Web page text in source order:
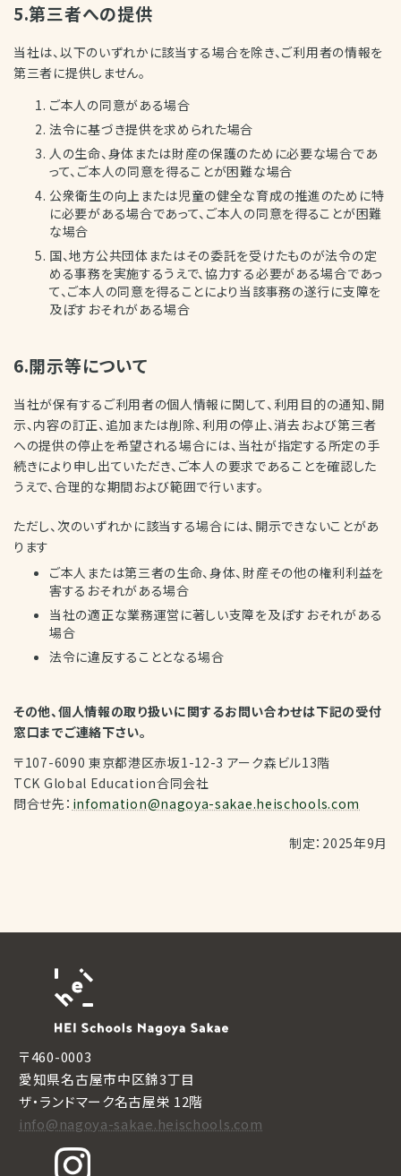
5.第三者への提供
当社は、以下のいずれかに該当する場合を除き、ご利用者の情報を
第三者に提供しません。
ご本人の同意がある場合
法令に基づき提供を求められた場合
人の生命、身体または財産の保護のために必要な場合であ
って、ご本人の同意を得ることが困難な場合
公衆衛生の向上または児童の健全な育成の推進のために特
に必要がある場合であって、ご本人の同意を得ることが困難
な場合
国、地方公共団体またはその委託を受けたものが法令の定
める事務を実施するうえで、協力する必要がある場合であっ
て、ご本人の同意を得ることにより当該事務の遂行に支障を
及ぼすおそれがある場合
6.開示等について
当社が保有するご利用者の個人情報に関して、利用目的の通知、開
示、内容の訂正、追加または削除、利用の停止、消去および第三者
への提供の停止を希望される場合には、当社が指定する所定の手
続きにより申し出ていただき、ご本人の要求であることを確認した
うえで、合理的な期間および範囲で行います。
ただし、次のいずれかに該当する場合には、開示できないことがあ
ります
ご本人または第三者の生命、身体、財産その他の権利利益を
害するおそれがある場合
当社の適正な業務運営に著しい支障を及ぼすおそれがある
場合
法令に違反することとなる場合
その他、個人情報の取り扱いに関するお問い合わせは下記の受付
窓口までご連絡下さい。
〒107-6090 東京都港区赤坂1-12-3 アーク森ビル13階
TCK Global Education合同会社
問合せ先： infomation@nagoya-sakae.heischools.com
制定：2025年9月
〒460-0003
愛知県名古屋市中区錦3丁目
ザ・ランドマーク名古屋栄 12階
info@nagoya-sakae.heischools.com